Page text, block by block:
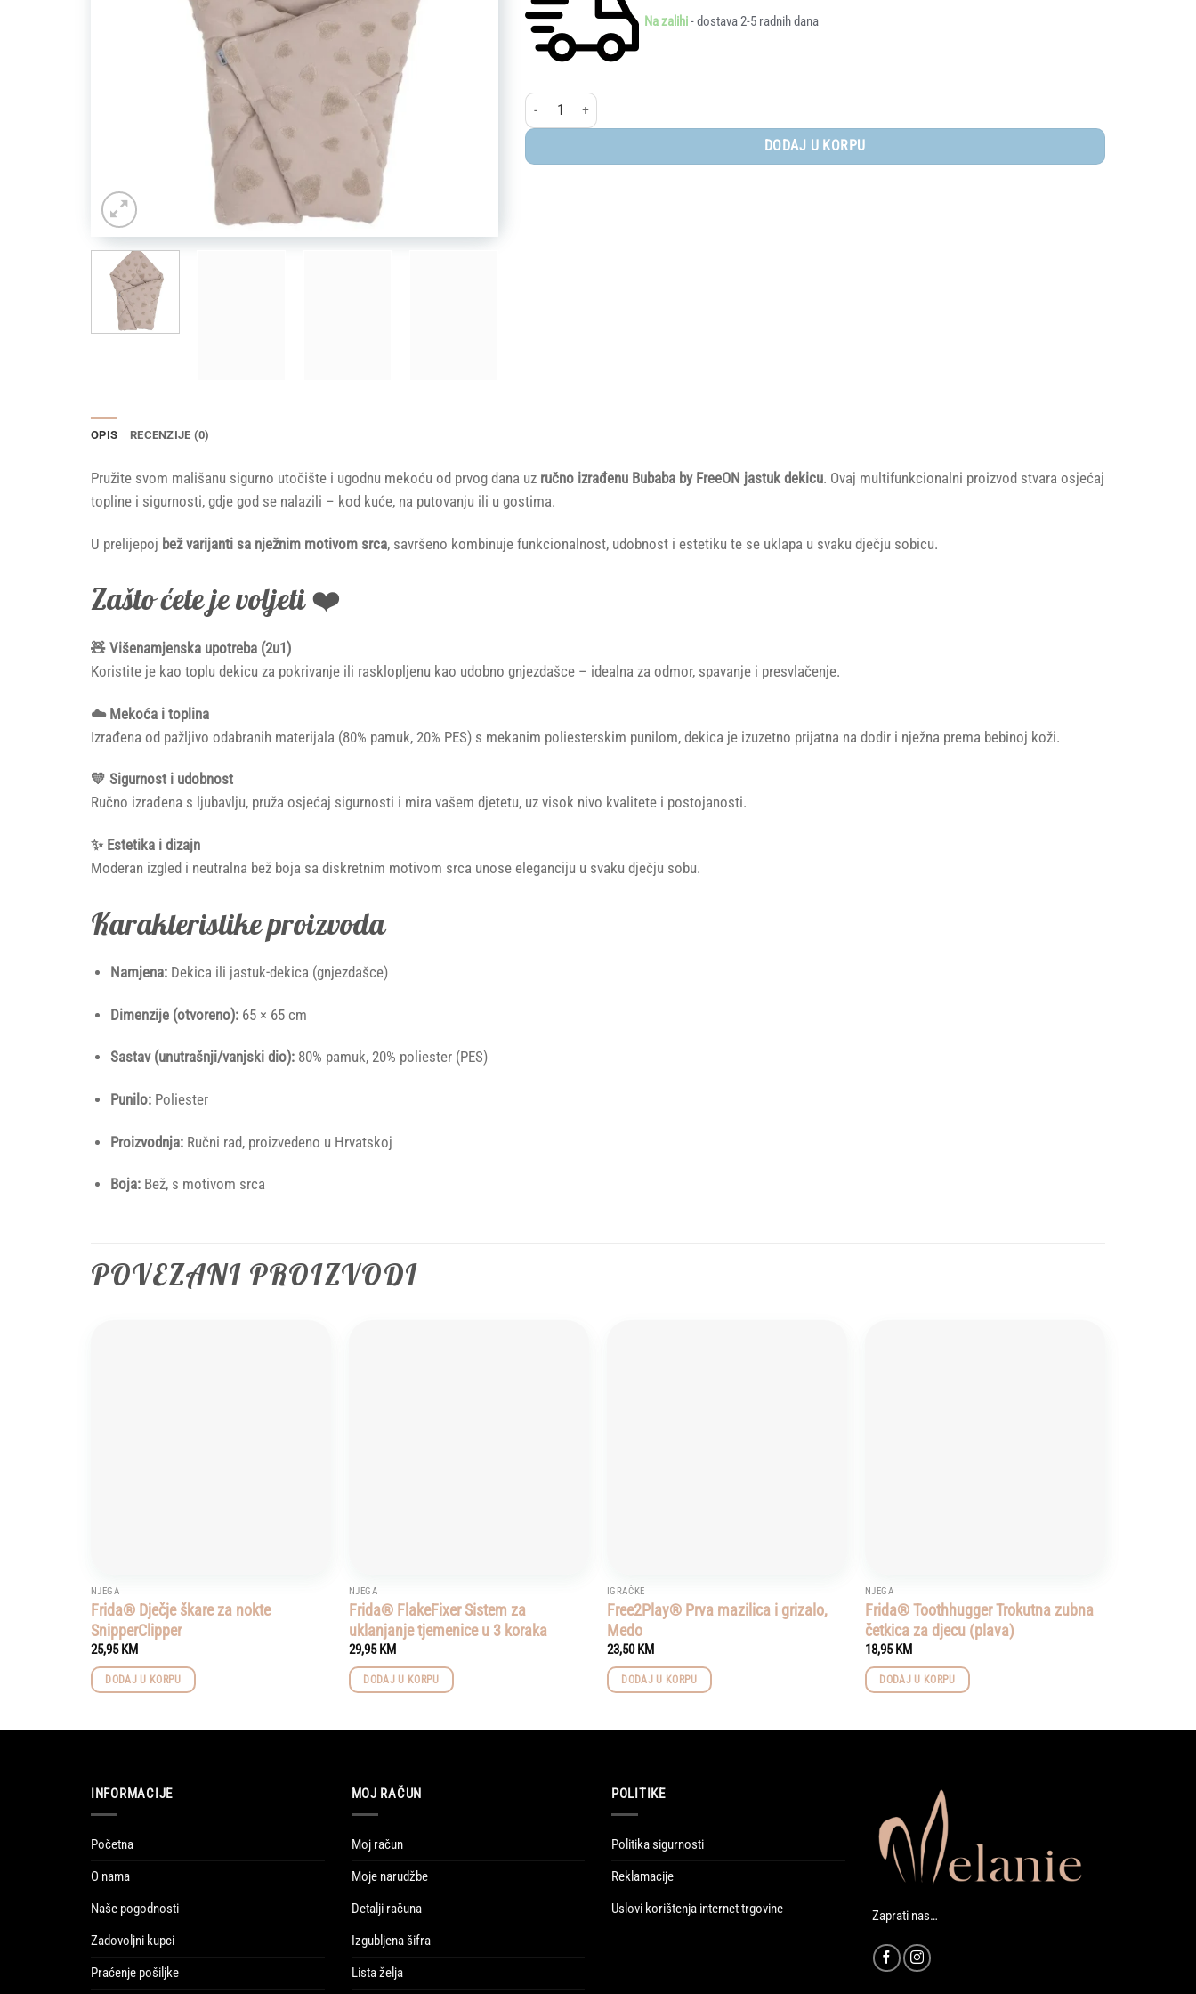
Na zalihi- dostava 2-5 radnih dana
BUBABA by FreeON®dekica 2u1 bež srce količina
DODAJ U KORPU
OPIS RECENZIJE (0)
Pružite svom mališanu sigurno utočište i ugodnu mekoću od prvog dana uz ručno izrađenu Bubaba by FreeON jastuk dekicu. Ovaj multifunkcionalni proizvod stvara osjećaj
topline i sigurnosti, gdje god se nalazili – kod kuće, na putovanju ili u gostima.
U prelijepoj bež varijanti sa nježnim motivom srca, savršeno kombinuje funkcionalnost, udobnost i estetiku te se uklapa u svaku dječju sobicu.
Zašto ćete je voljeti ❤️
🧸 Višenamjenska upotreba (2u1)
Koristite je kao toplu dekicu za pokrivanje ili rasklopljenu kao udobno gnjezdašce – idealna za odmor, spavanje i presvlačenje.
☁️ Mekoća i toplina
Izrađena od pažljivo odabranih materijala (80% pamuk, 20% PES) s mekanim poliesterskim punilom, dekica je izuzetno prijatna na dodir i nježna prema bebinoj koži.
💛 Sigurnost i udobnost
Ručno izrađena s ljubavlju, pruža osjećaj sigurnosti i mira vašem djetetu, uz visok nivo kvalitete i postojanosti.
✨ Estetika i dizajn
Moderan izgled i neutralna bež boja sa diskretnim motivom srca unose eleganciju u svaku dječju sobu.
Karakteristike proizvoda
Namjena:Dekica ili jastuk-dekica (gnjezdašce)
Dimenzije (otvoreno):65 × 65 cm
Sastav (unutrašnji/vanjski dio):80% pamuk, 20% poliester (PES)
Punilo:Poliester
Proizvodnja:Ručni rad, proizvedeno u Hrvatskoj
Boja:Bež, s motivom srca
POVEZANI PROIZVODI
NJEGA
Frida® Dječje škare za nokte
SnipperClipper
25,95KM
DODAJ U KORPU
NJEGA
Frida® FlakeFixer Sistem za
uklanjanje tjemenice u 3 koraka
29,95KM
DODAJ U KORPU
IGRAČKE
Free2Play® Prva mazilica i grizalo,
Medo
23,50KM
DODAJ U KORPU
NJEGA
Frida® Toothhugger Trokutna zubna
četkica za djecu (plava)
18,95KM
DODAJ U KORPU
INFORMACIJE
Početna
O nama
Naše pogodnosti
Zadovoljni kupci
Praćenje pošiljke
MOJ RAČUN
Moj račun
Moje narudžbe
Detalji računa
Izgubljena šifra
Lista želja
POLITIKE
Politika sigurnosti
Reklamacije
Uslovi korištenja internet trgovine
Zaprati nas…